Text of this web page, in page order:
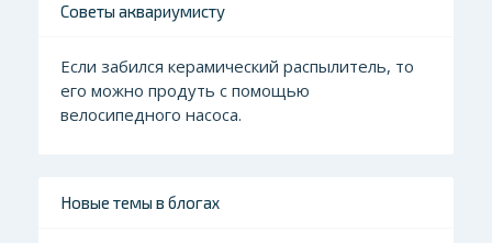
Советы аквариумисту
Если забился керамический распылитель, то
его можно продуть с помощью
велосипедного насоса.
Новые темы в блогах